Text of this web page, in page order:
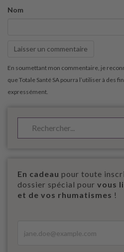
Nom
En cadeau pour toute
dossier spécial pour vous
et de vos rhumatismes !